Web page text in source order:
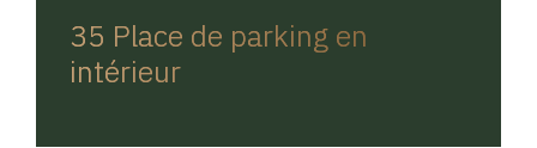
35 Place de parking en
intérieur